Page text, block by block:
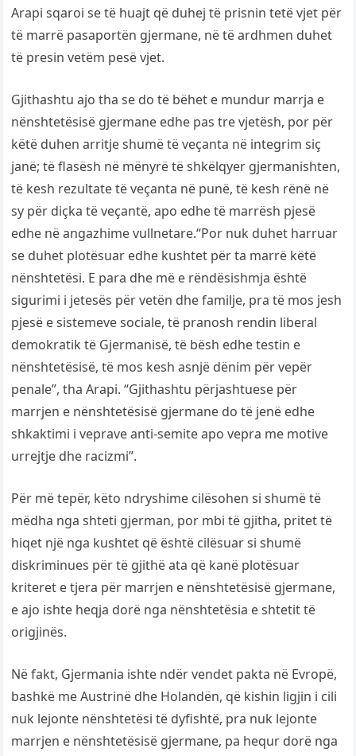
Arapi sqaroi se të huajt që duhej të prisnin tetë vjet për
të marrë pasaportën gjermane, në të ardhmen duhet
të presin vetëm pesë vjet.
Gjithashtu ajo tha se do të bëhet e mundur marrja e
nënshtetësisë gjermane edhe pas tre vjetësh, por për
këtë duhen arritje shumë të veçanta në integrim siç
janë; të flasësh në mënyrë të shkëlqyer gjermanishten,
të kesh rezultate të veçanta në punë, të kesh rënë në
sy për diçka të veçantë, apo edhe të marrësh pjesë
edhe në angazhime vullnetare.“Por nuk duhet harruar
se duhet plotësuar edhe kushtet për ta marrë këtë
nënshtetësi. E para dhe më e rëndësishmja është
sigurimi i jetesës për vetën dhe familje, pra të mos jesh
pjesë e sistemeve sociale, të pranosh rendin liberal
demokratik të Gjermanisë, të bësh edhe testin e
nënshtetësisë, të mos kesh asnjë dënim për vepër
penale”, tha Arapi. “Gjithashtu përjashtuese për
marrjen e nënshtetësisë gjermane do të jenë edhe
shkaktimi i veprave anti-semite apo vepra me motive
urrejtje dhe racizmi”.
Për më tepër, këto ndryshime cilësohen si shumë të
mëdha nga shteti gjerman, por mbi të gjitha, pritet të
hiqet një nga kushtet që është cilësuar si shumë
diskriminues për të gjithë ata që kanë plotësuar
kriteret e tjera për marrjen e nënshtetësisë gjermane,
e ajo ishte heqja dorë nga nënshtetësia e shtetit të
origjinës.
Në fakt, Gjermania ishte ndër vendet pakta në Evropë,
bashkë me Austrinë dhe Holandën, që kishin ligjin i cili
nuk lejonte nënshtetësi të dyfishtë, pra nuk lejonte
marrjen e nënshtetësisë gjermane, pa hequr dorë nga